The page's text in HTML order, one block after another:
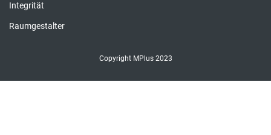
Integrität
Raumgestalter
Copyright MPlus 2023